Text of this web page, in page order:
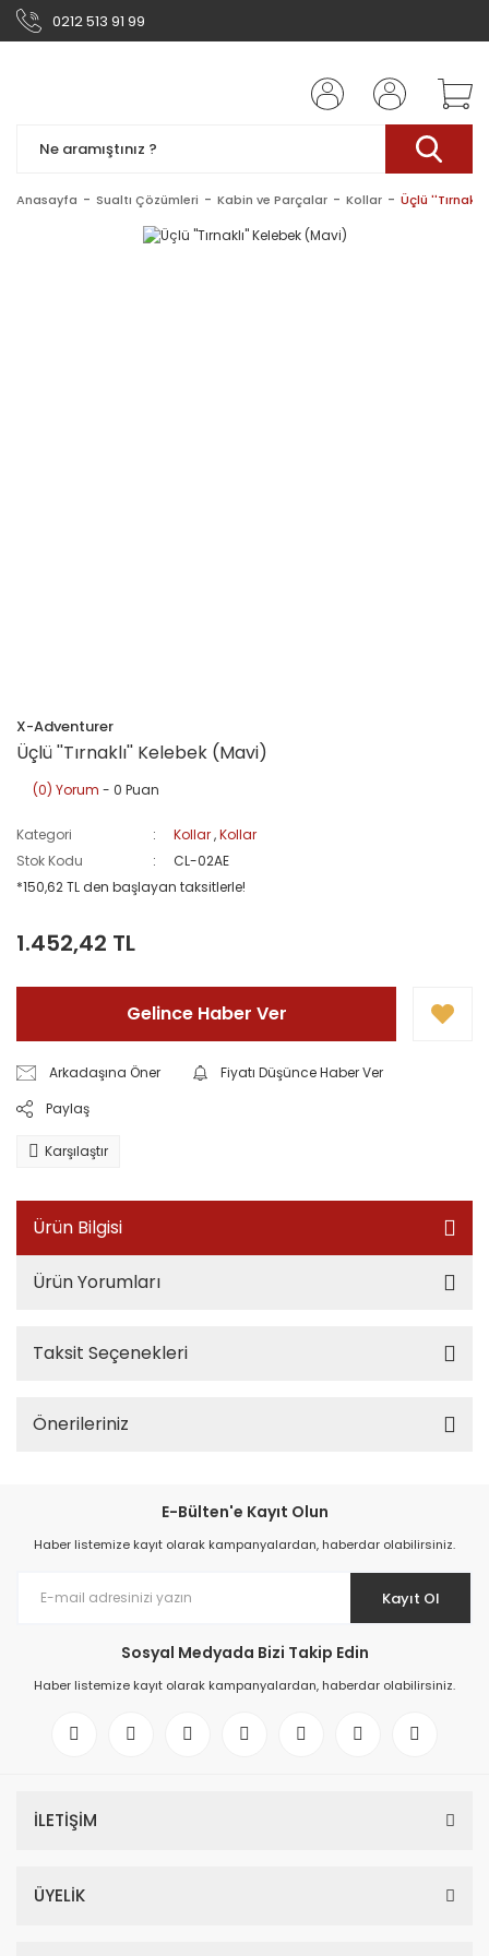
0212 513 91 99
Anasayfa Sualtı Çözümleri Kabin ve Parçalar Kollar Üçlü
X-Adventurer
Üçlü ''Tırnaklı'' Kelebek (Mavi)
(0) Yorum - 0 Puan
Kategori Kollar,Kollar
Stok Kodu
CL-02AE
*150,62 TL den başlayan taksitlerle!
1.452,42 TL
Gelince Haber Ver
Arkadaşına Öner
Fiyatı Düşünce Haber Ver
Paylaş
Karşılaştır
Ürün Bilgisi
Ürün Yorumları
Taksit Seçenekleri
Önerileriniz
E-Bülten'e Kayıt Olun
Haber listemize kayıt olarak kampanyalardan, haberdar olabilirsiniz.
Kayıt Ol
Sosyal Medyada Bizi Takip Edin
Haber listemize kayıt olarak kampanyalardan, haberdar olabilirsiniz.
İLETİŞİM
ÜYELİK